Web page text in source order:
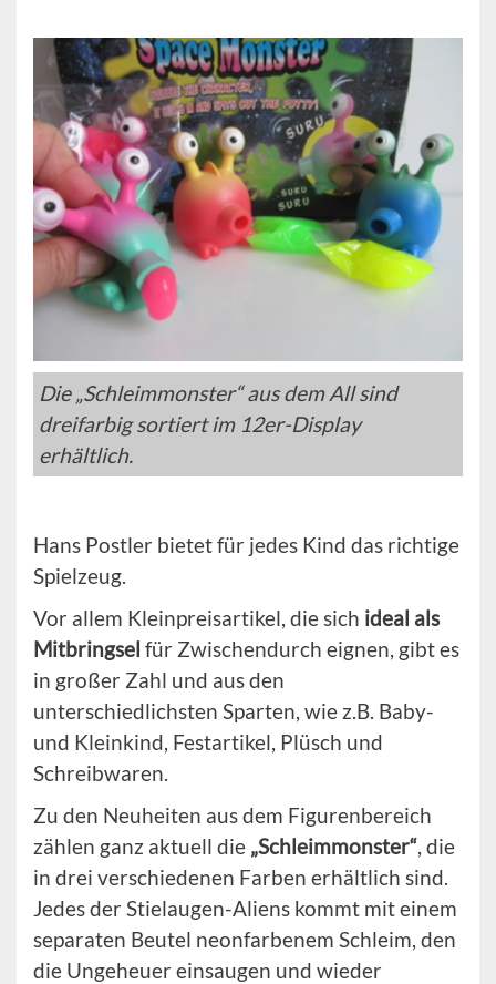
Die „Schleimmonster“ aus dem All sind
dreifarbig sortiert im 12er-Display
erhältlich.
Hans Postler bietet für jedes Kind das richtige
Spielzeug.
Vor allem Kleinpreisartikel, die sich ideal als
Mitbringsel für Zwischendurch eignen, gibt es
in großer Zahl und aus den
unterschiedlichsten Sparten, wie z.B. Baby-
und Kleinkind, Festartikel, Plüsch und
Schreibwaren.
Zu den Neuheiten aus dem Figurenbereich
zählen ganz aktuell die „Schleimmonster“, die
in drei verschiedenen Farben erhältlich sind.
Jedes der Stielaugen-Aliens kommt mit einem
separaten Beutel neonfarbenem Schleim, den
die Ungeheuer einsaugen und wieder